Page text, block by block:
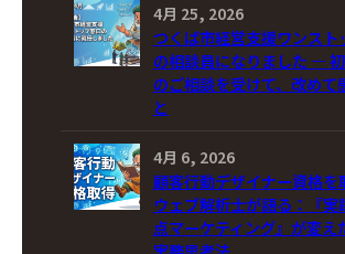
4月 25, 2026
つくば市経営支援ワンスト
の相談員になりました ―
のご相談を受けて、改めて
と
4月 6, 2026
顧客行動デザイナー資格を
ウェブ解析士が語る：『実
点マーケティング』が変え